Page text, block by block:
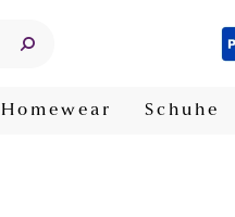
Homewear Schuhe